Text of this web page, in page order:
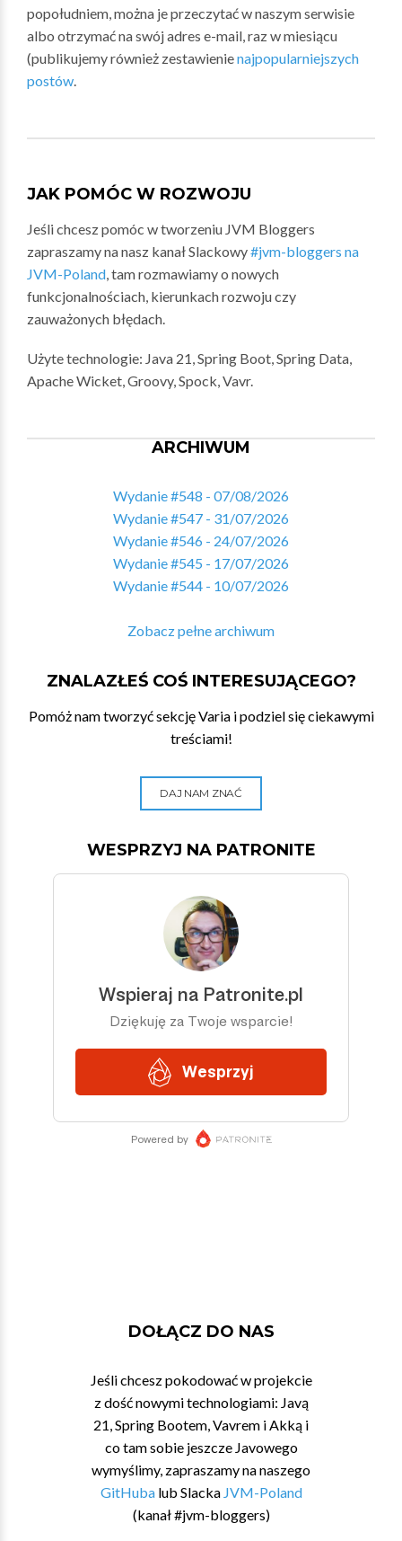
popołudniem, można je przeczytać w naszym serwisie
albo otrzymać na swój adres e-mail, raz w miesiącu
(publikujemy również zestawienienajpopularniejszych
postów.
JAK POMÓC W ROZWOJU
Jeśli chcesz pomóc w tworzeniu JVM Bloggers
zapraszamy na nasz kanał Slackowy#jvm-bloggers na
JVM-Poland, tam rozmawiamy o nowych
funkcjonalnościach, kierunkach rozwoju czy
zauważonych błędach.
Użyte technologie: Java 21, Spring Boot, Spring Data,
Apache Wicket, Groovy, Spock, Vavr.
ARCHIWUM
Wydanie #548 - 07/08/2026
Wydanie #547 - 31/07/2026
Wydanie #546 - 24/07/2026
Wydanie #545 - 17/07/2026
Wydanie #544 - 10/07/2026
Zobacz pełne archiwum
ZNALAZŁEŚ COŚ INTERESUJĄCEGO?
Pomóż nam tworzyć sekcję Varia i podziel się ciekawymi
treściami!
DAJ NAM ZNAĆ
WESPRZYJ NA PATRONITE
DOŁĄCZ DO NAS
Jeśli chcesz pokodować w projekcie
z dość nowymi technologiami: Javą
21, Spring Bootem, Vavrem i Akką i
co tam sobie jeszcze Javowego
wymyślimy, zapraszamy na naszego
GitHubalub Slacka JVM-Poland
(kanał #jvm-bloggers)